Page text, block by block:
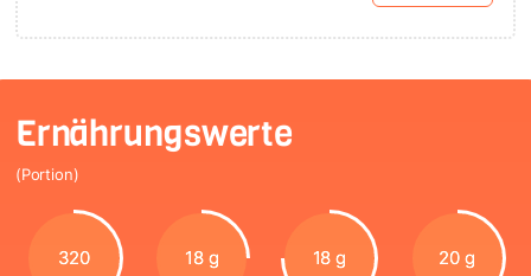
Ernährungswerte
(Portion)
320 18 g 18 g 20 g